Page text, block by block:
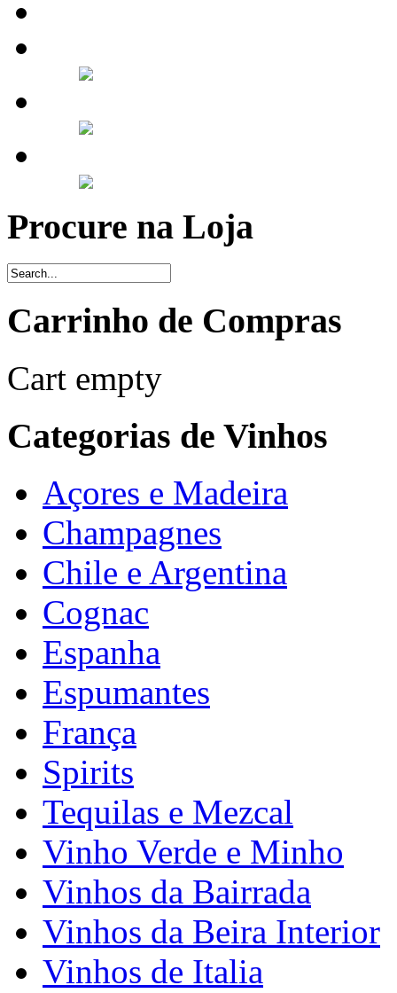
Procure na Loja
Carrinho de Compras
Cart empty
Categorias de Vinhos
Açores e Madeira
Champagnes
Chile e Argentina
Cognac
Espanha
Espumantes
França
Spirits
Tequilas e Mezcal
Vinho Verde e Minho
Vinhos da Bairrada
Vinhos da Beira Interior
Vinhos de Italia